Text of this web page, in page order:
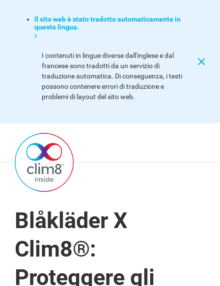
Il sito web è stato tradotto automaticamente in
questa lingua.
I contenuti in lingue diverse dall'inglese e dal
francese sono tradotti da un servizio di
traduzione automatica. Di conseguenza, i testi
possono contenere errori di traduzione e
problemi di layout del sito web.
Blåkläder X
Clim8®:
Proteggere gli